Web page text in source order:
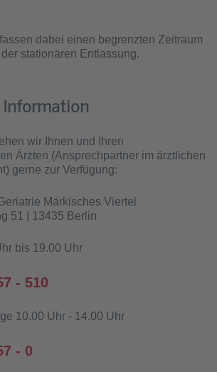
dabei einen begrenzten Zeitraum
stationären Entlassung.
Information
wir Ihnen und Ihren
Ärzten (Ansprechpartner im ärztlichen
gerne zur Verfügung:
Märkisches Viertel
51 | 13435 Berlin
bis 19.00 Uhr
- 510
10.00 Uhr - 14.00 Uhr
- 0